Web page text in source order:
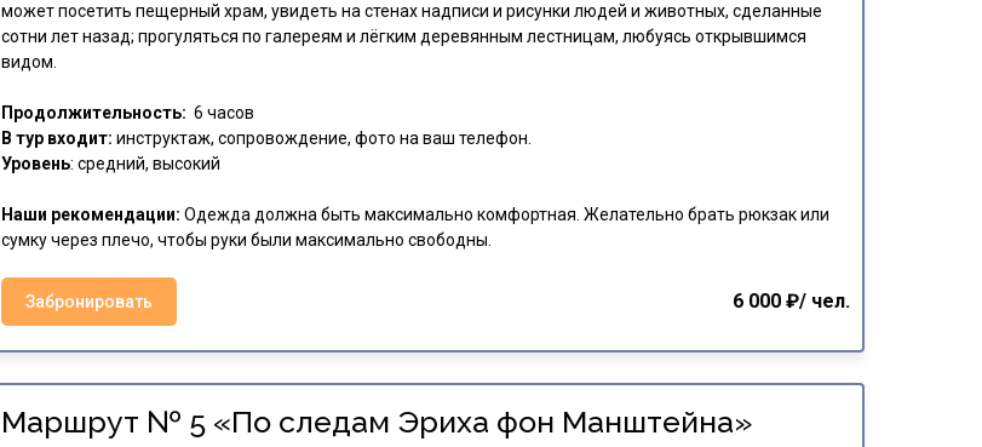
может посетить пещерный храм, увидеть на стенах надписи и рисунки людей и животных, сделанные
сотни лет назад; прогуляться по галереям и лёгким деревянным лестницам, любуясь открывшимся
видом.
Продолжительность: 6 часов
В тур входит: инструктаж, сопровождение, фото на ваш телефон.
Уровень: средний, высокий
Наши рекомендации: Одежда должна быть максимально комфортная. Желательно брать рюкзак или
сумку через плечо, чтобы руки были максимально свободны.
Забронировать 6 000 ₽/ чел.
Маршрут № 5 «По следам Эриха фон Манштейна»